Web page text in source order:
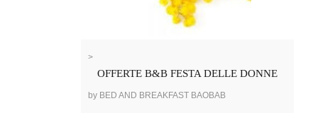
>
OFFERTE B&B FESTA DELLE DONNE
by BED AND BREAKFAST BAOBAB